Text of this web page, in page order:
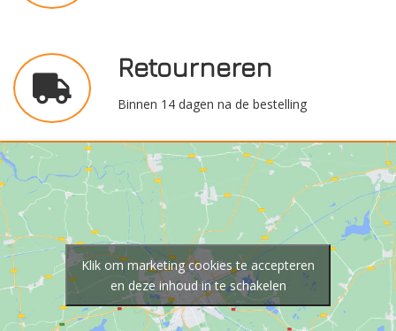
Retourneren
Binnen 14 dagen na de bestelling
Klik om marketing cookies te accepteren
en deze inhoud in te schakelen